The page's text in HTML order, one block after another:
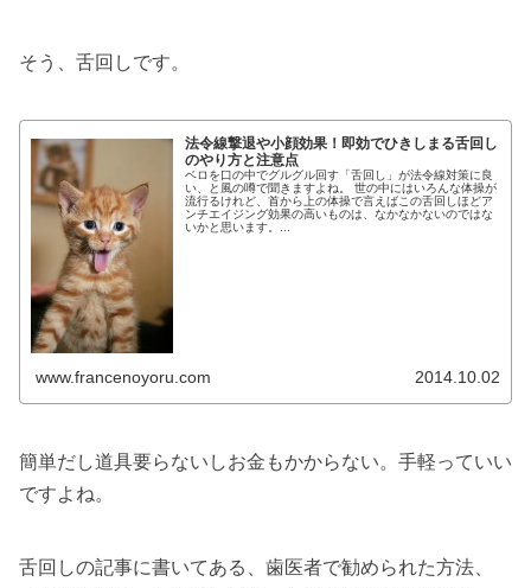
そう、舌回しです。
法令線撃退や小顔効果！即効でひきしまる舌回し
のやり方と注意点
ベロを口の中でグルグル回す「舌回し」が法令線対策に良
い、と風の噂で聞きますよね。 世の中にはいろんな体操が
流行るけれど、首から上の体操で言えばこの舌回しほどア
ンチエイジング効果の高いものは、なかなかないのではな
いかと思います。...
www.francenoyoru.com 2014.10.02
簡単だし道具要らないしお金もかからない。手軽っていい
ですよね。
舌回しの記事に書いてある、歯医者で勧められた方法、